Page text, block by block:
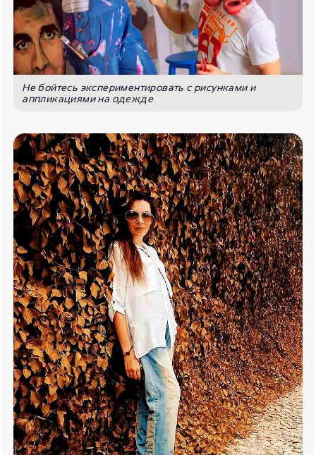
Не бойтесь экспериментировать с рисунками и
аппликациями на одежде